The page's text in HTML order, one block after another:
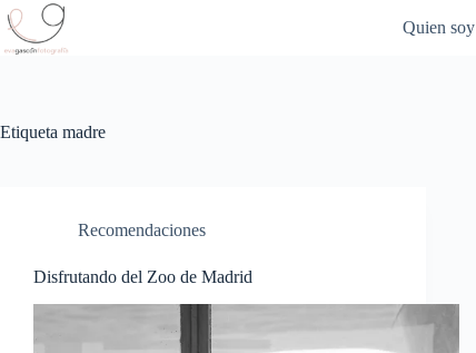
Saltar
al
contenido
Quien soy
Etiqueta madre
Recomendaciones
Disfrutando del Zoo de Madrid